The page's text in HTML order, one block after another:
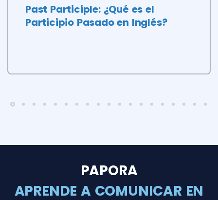
Past Participle: ¿Qué es el
Participio Pasado en Inglés?
PAPORA
APRENDE A COMUNICAR EN